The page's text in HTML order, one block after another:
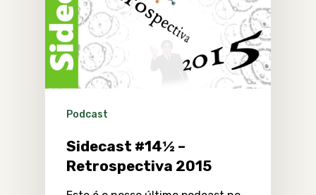
Podcast
Sidecast #14½ –
Retrospectiva 2015